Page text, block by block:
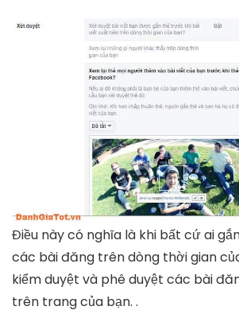
Điều này có nghĩa là khi bất cứ ai
các bài đăng trên dòng thời gian
kiểm duyệt và phê duyệt các bài
trên trang của bạn. .